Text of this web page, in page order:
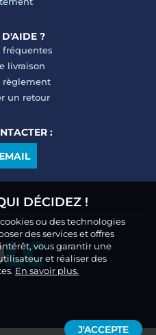
D'AIDE ?
fréquentes
livraison
règlement
un retour
:
DÉCIDEZ !
ou des technologies
des services et offres
vous garantir une
et réaliser des
En savoir plus.
J'ACCEPTE